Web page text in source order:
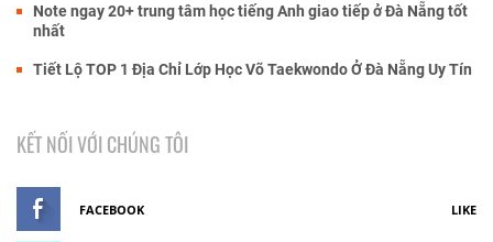
Note ngay 20+ trung tâm học tiếng Anh giao tiếp ở Đà Nẵng tốt
nhất
Tiết Lộ TOP 1 Địa Chỉ Lớp Học Võ Taekwondo Ở Đà Nẵng Uy Tín
KẾT NỐI VỚI CHÚNG TÔI
FACEBOOK LIKE